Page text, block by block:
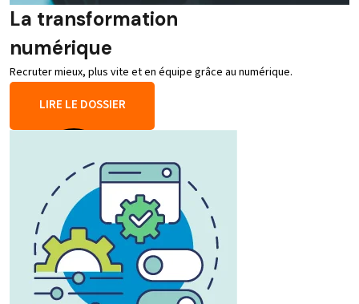
La transformation
numérique
Recruter mieux, plus vite et en équipe grâce au numérique.
LIRE LE DOSSIER